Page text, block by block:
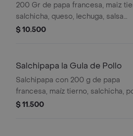
200 Gr de papa francesa, maiz
salchicha, queso, lechuga, salsa
tartara rosada mayonesa
$ 10.500
Salchipapa la Gula de Pollo
Salchipapa con 200 g de papa
francesa, maíz tierno, salchicha,
desmechado, queso, lechuga y
$ 11.500